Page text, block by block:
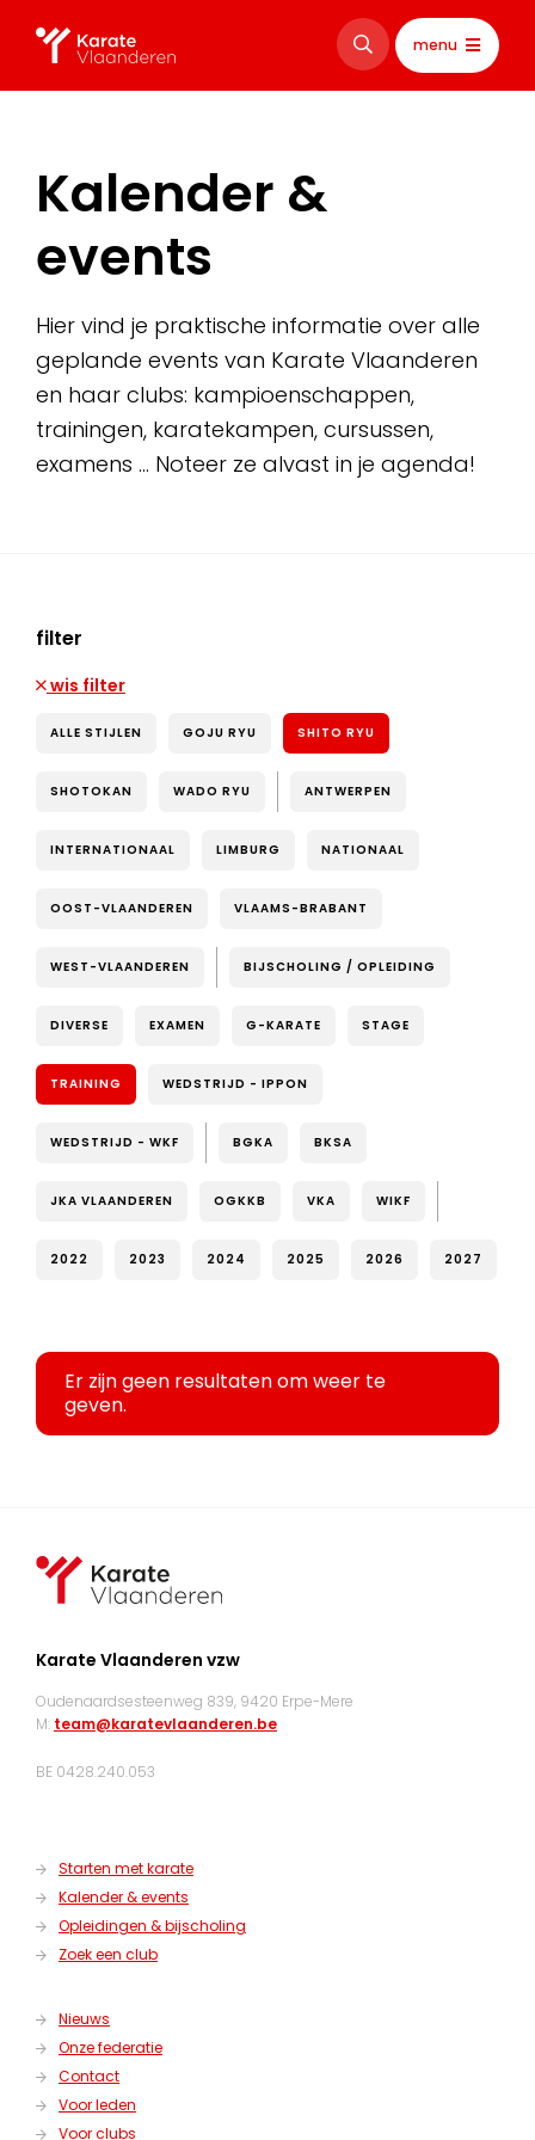
menu
Kalender &
events
Hier vind je praktische informatie over alle
geplande events van Karate Vlaanderen
en haar clubs: kampioenschappen,
trainingen, karatekampen, cursussen,
examens … Noteer ze alvast in je agenda!
filter
wis filter
ALLE STIJLEN GOJU RYU SHITO RYU
SHOTOKAN WADO RYU ANTWERPEN
INTERNATIONAAL LIMBURG NATIONAAL
OOST-VLAANDEREN VLAAMS-BRABANT
WEST-VLAANDEREN BIJSCHOLING / OPLEIDING
DIVERSE EXAMEN G-KARATE STAGE
TRAINING WEDSTRIJD - IPPON
WEDSTRIJD - WKF BGKA BKSA
JKA VLAANDEREN OGKKB VKA WIKF
2022 2023 2024 2025 2026 2027
Er zijn geen resultaten om weer te
geven.
Karate Vlaanderen vzw
Oudenaardsesteenweg 839, 9420 Erpe-Mere
M: team@karatevlaanderen.be
BE 0428.240.053
Starten met karate
Kalender & events
Opleidingen & bijscholing
Zoek een club
Nieuws
Onze federatie
Contact
Voor leden
Voor clubs